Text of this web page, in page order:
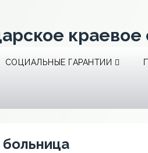
СОЦИАЛЬНЫЕ ГАРАНТИИ